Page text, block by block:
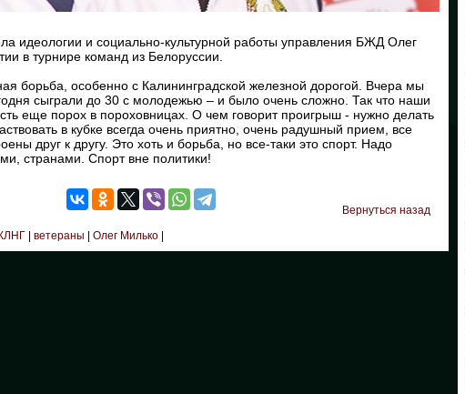
идеологии и социально-культурной работы управления БЖД Олег
в турнире команд из Белоруссии.
борьба, особенно с Калининградской железной дорогой. Вчера мы
сыграли до 30 с молодежью – и было очень сложно. Так что наши
еще порох в пороховницах. О чем говорит проигрыш - нужно делать
в кубке всегда очень приятно, очень радушный прием, все
друг к другу. Это хоть и борьба, но все-таки это спорт. Надо
странами. Спорт вне политики!
Вернуться назад
КЛНГ ветераны Олег Милько